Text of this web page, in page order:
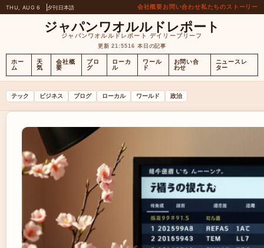
THU, AUG 6 夕刊日本語 会社概要お問い合わせ私たちのストーリー
ジャパンワオルルドレポート
ジャパンワオルルドレポート デイリーブリーフ
更新 21:5516 本日の記事
ホー
ム
天
気
会社概
要
ブロ
グ
ローカ
ル
ワール
ド
お問い合
わせ
ニュースレ
ター
テック ビジネス ブログ ローカル ワールド 政治